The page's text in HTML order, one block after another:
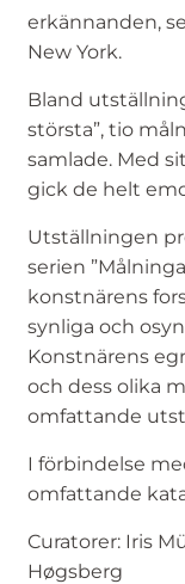
erkännanden,
New York.
Bland
största”, tio
samlade. Med
gick de helt
Utställningen
serien
konstnärens
synliga och
Konstnärens
och dess olika
omfattande
I förbindelse
omfattande
Curatorer: Iris
Høgsberg